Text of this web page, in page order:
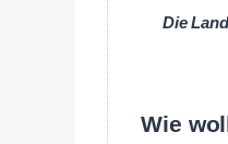
Die
Wie